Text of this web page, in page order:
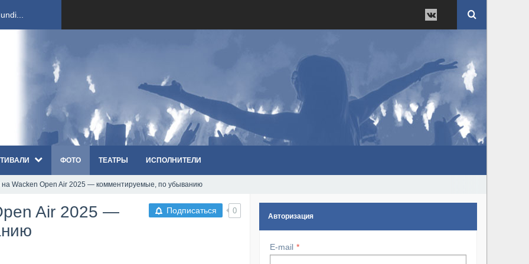
ко...
«Th...
«...
ФОТО ТЕАТРЫ ИСПОЛНИТЕЛИ
на Wacken Open Air 2025 — комментируемые, по убыванию
Подписаться 0
Air 2025 —
Авторизация
E-mail